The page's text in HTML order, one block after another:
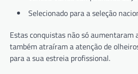
Selecionado para a seleção
Estas conquistas não só aumentaram
também atraíram a atenção de
para a sua estreia profissional.